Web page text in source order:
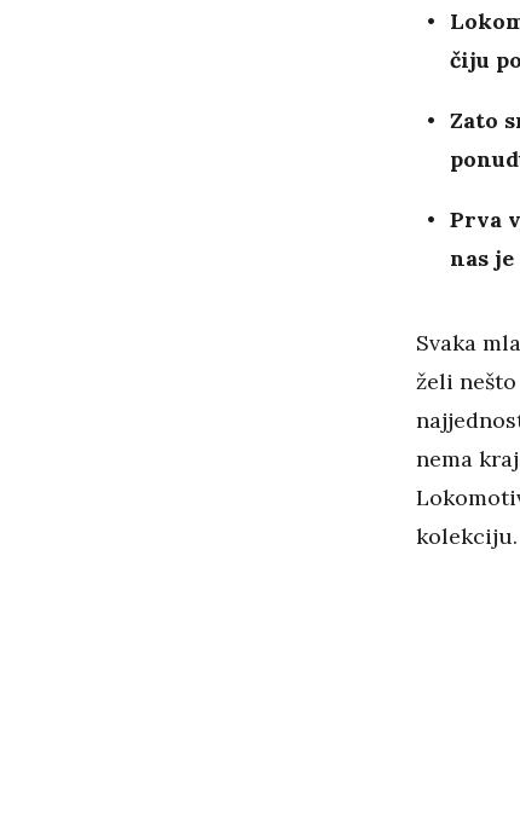
čiju
Zato
Prva
nas
Svaka
želi
nema
kolekciju.